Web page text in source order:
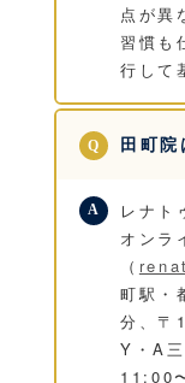
点が異
習慣も
行して
田町院
レナト
オンラ
（
町駅・
分、〒
Y・A
11:00